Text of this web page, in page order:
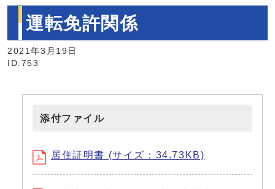
運転免許関係
2021年3月19日
ID:753
添付ファイル
居住証明書 (サイズ：34.73KB)